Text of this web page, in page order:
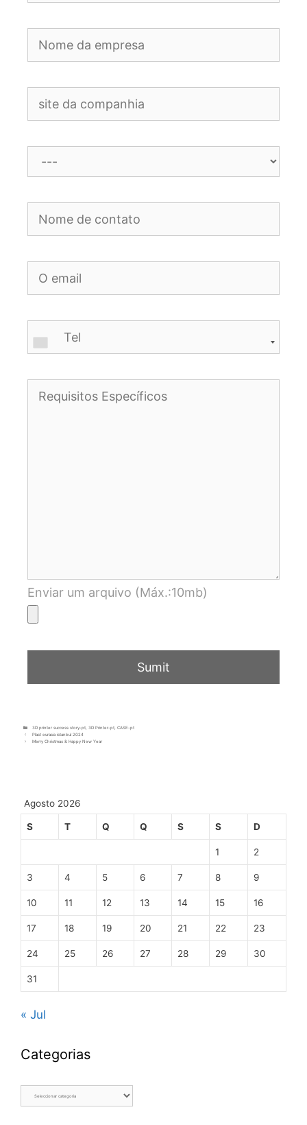
Enviar um arquivo (Máx.:10mb)
3D printer success story-pt, 3D Printer-pt, CASE-pt
Plast eurasia istanbul 2024
Merry Christmas & Happy New Year
Agosto 2026
S T Q Q S S D
1 2
3 4 5 6 7 8 9
10 11 12 13 14 15 16
17 18 19 20 21 22 23
24 25 26 27 28 29 30
31
« Jul
Categorias